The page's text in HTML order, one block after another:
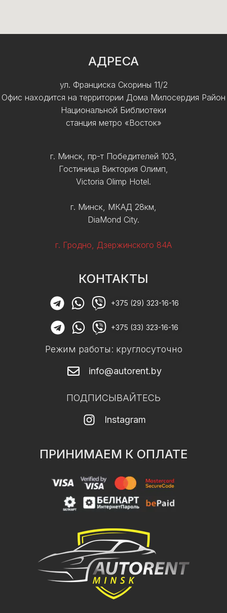
АДРЕСА
ул. Франциска Скорины 11/2
Офис находится на территории Дома Милосердия Район
Национальной Библиотеки
станция метро «Восток»
г. Минск, пр-т Победителей 103,
Гостиница Виктория Олимп,
Victoria Olimp Hotel.
г. Минск, МКАД 28км,
DiaMond City.
г. Гродно, Дзержинского 84А
КОНТАКТЫ
+375 (29) 323-16-16
+375 (33) 323-16-16
Режим работы: круглосуточно
info@autorent.by
ПОДПИСЫВАЙТЕСЬ
Instagram
ПРИНИМАЕМ К ОПЛАТЕ